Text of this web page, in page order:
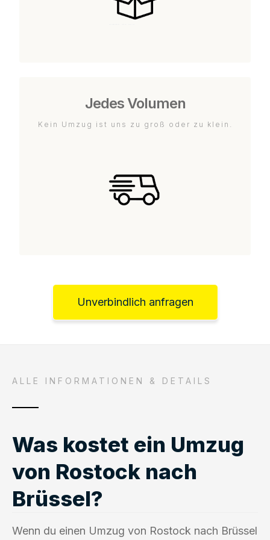
Jedes Volumen
Kein Umzug ist uns zu groß oder zu klein.
Unverbindlich anfragen
ALLE INFORMATIONEN & DETAILS
Was kostet ein Umzug
von Rostock nach
Brüssel?
Wenn du einen Umzug von Rostock nach Brüssel